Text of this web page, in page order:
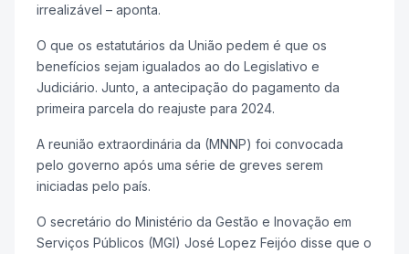
irrealizável – aponta.
O que os estatutários da União pedem é que os
benefícios sejam igualados ao do Legislativo e
Judiciário. Junto, a antecipação do pagamento da
primeira parcela do reajuste para 2024.
A reunião extraordinária da (MNNP) foi convocada
pelo governo após uma série de greves serem
iniciadas pelo país.
O secretário do Ministério da Gestão e Inovação em
Serviços Públicos (MGI) José Lopez Feijóo disse que o